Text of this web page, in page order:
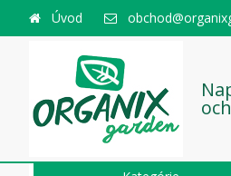
Úvod